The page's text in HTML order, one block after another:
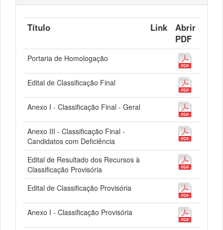
Título Link
Abrir
PDF
Portaria de Homologação
Edital de Classificação Final
Anexo I - Classificação Final - Geral
Anexo III - Classificação Final -
Candidatos com Deficiência
Edital de Resultado dos Recursos à
Classificação Provisória
Edital de Classificação Provisória
Anexo I - Classificação Provisória